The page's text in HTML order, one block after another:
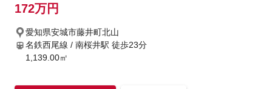
172万円
愛知県安城市藤井町北山
名鉄西尾線 / 南桜井駅 徒歩23分
1,139.00㎡